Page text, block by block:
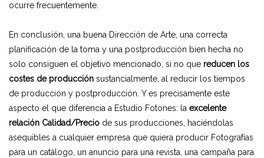
ocurre frecuentemente.
En conclusión, una buena Dirección de Arte, una correcta
planificación de la toma y una postproducción bien hecha no
solo consiguen el objetivo mencionado, si no que reducen los
costes de producción sustancialmente, al reducir los tiempos
de producción y postproducción. Y es precisamente este
aspecto el que diferencia a Estudio Fotones: la excelente
relación Calidad/Precio de sus producciones, haciéndolas
asequibles a cualquier empresa que quiera producir Fotografías
para un catálogo, un anuncio para una revista, una campaña para